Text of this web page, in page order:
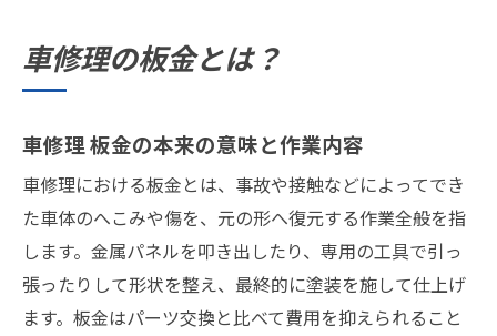
車修理の板金とは？
車修理 板金の本来の意味と作業内容
車修理における板金とは、事故や接触などによってでき
た車体のへこみや傷を、元の形へ復元する作業全般を指
します。金属パネルを叩き出したり、専用の工具で引っ
張ったりして形状を整え、最終的に塗装を施して仕上げ
ます。板金はパーツ交換と比べて費用を抑えられること